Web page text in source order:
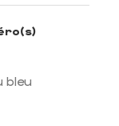
bleu